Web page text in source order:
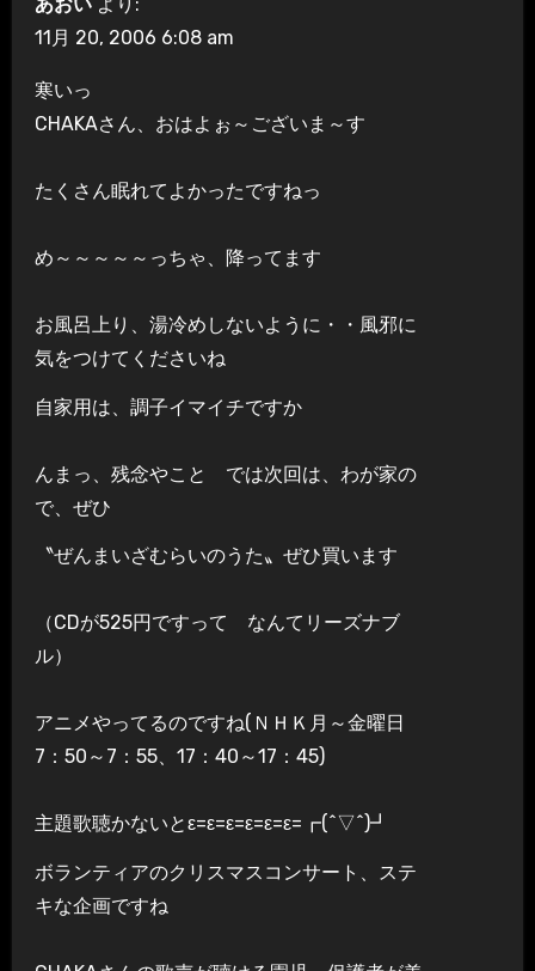
11月 20, 2006 6:08 am
寒いっ
CHAKAさん、おはよぉ～ございま～す
たくさん眠れてよかったですねっ
め～～～～～っちゃ、降ってます
お風呂上り、湯冷めしないように・・風邪に
気をつけてくださいね
自家用は、調子イマイチですか
んまっ、残念やこと では次回は、わが家の
で、ぜひ
〝ぜんまいざむらいのうた〟ぜひ買います
（CDが525円ですって なんてリーズナブ
ル）
アニメやってるのですね(ＮＨＫ月～金曜日
7：50～7：55、17：40～17：45)
主題歌聴かないとε=ε=ε=ε=ε=ε=┏(^▽^)┛
ボランティアのクリスマスコンサート、ステ
キな企画ですね